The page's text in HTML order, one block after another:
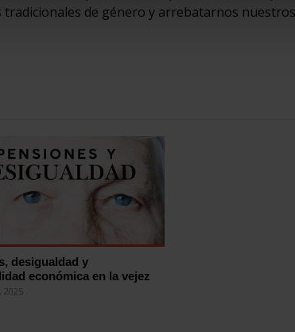
de género y arrebatarnos
desigualdad y
económica en la vejez
2025